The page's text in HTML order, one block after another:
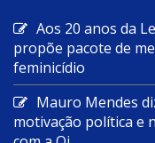
Aos 20 anos da
propõe pacote de
feminicídio
Mauro Mendes
motivação política e